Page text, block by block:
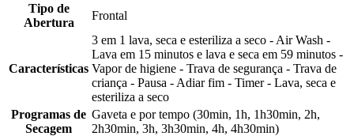
Tipo de
Abertura
Frontal
Características
3 em 1 lava, seca e esteriliza a seco - Air Wash -
Lava em 15 minutos e lava e seca em 59 minutos -
Vapor de higiene - Trava de segurança - Trava de
criança - Pausa - Adiar fim - Timer - Lava, seca e
esteriliza a seco
Programas de
Secagem
Gaveta e por tempo (30min, 1h, 1h30min, 2h,
2h30min, 3h, 3h30min, 4h, 4h30min)